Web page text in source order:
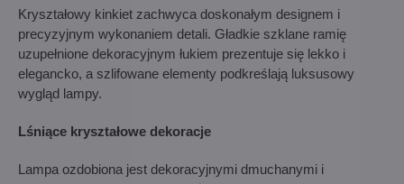
Kryształowy kinkiet zachwyca doskonałym designem i
precyzyjnym wykonaniem detali. Gładkie szklane ramię
uzupełnione dekoracyjnym łukiem prezentuje się lekko i
elegancko, a szlifowane elementy podkreślają luksusowy
wygląd lampy.
Lśniące kryształowe dekoracje
Lampa ozdobiona jest dekoracyjnymi dmuchanymi i